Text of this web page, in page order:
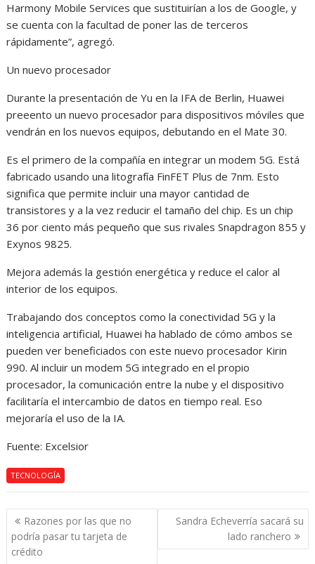
Harmony Mobile Services que sustituirían a los de Google, y
se cuenta con la facultad de poner las de terceros
rápidamente”, agregó.
Un nuevo procesador
Durante la presentación de Yu en la IFA de Berlin, Huawei
preeento un nuevo procesador para dispositivos móviles que
vendrán en los nuevos equipos, debutando en el Mate 30.
Es el primero de la compañía en integrar un modem 5G. Está
fabricado usando una litografía FinFET Plus de 7nm. Esto
significa que permite incluir una mayor cantidad de
transistores y a la vez reducir el tamaño del chip. Es un chip
36 por ciento más pequeño que sus rivales Snapdragon 855 y
Exynos 9825.
Mejora además la gestión energética y reduce el calor al
interior de los equipos.
Trabajando dos conceptos como la conectividad 5G y la
inteligencia artificial, Huawei ha hablado de cómo ambos se
pueden ver beneficiados con este nuevo procesador Kirin
990. Al incluir un modem 5G integrado en el propio
procesador, la comunicación entre la nube y el dispositivo
facilitaría el intercambio de datos en tiempo real. Eso
mejoraría el uso de la IA.
Fuente: Excelsior
TECNOLOGÍA
Navegación
de
entradas
Razones por las que no
podría pasar tu tarjeta de
crédito
Sandra Echeverría sacará su
lado ranchero